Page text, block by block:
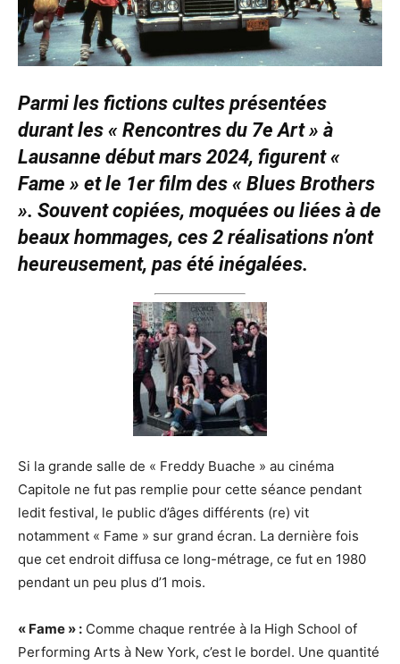
Parmi les fictions cultes présentées
durant les « Rencontres du 7e Art » à
Lausanne début mars 2024, figurent «
Fame » et le 1er film des « Blues Brothers
». Souvent copiées, moquées ou liées à de
beaux hommages, ces 2 réalisations n’ont
heureusement, pas été inégalées.
Si la grande salle de « Freddy Buache » au cinéma
Capitole ne fut pas remplie pour cette séance pendant
ledit festival, le public d’âges différents (re) vit
notamment « Fame » sur grand écran. La dernière fois
que cet endroit diffusa ce long-métrage, ce fut en 1980
pendant un peu plus d’1 mois.
« Fame » : Comme chaque rentrée à la High School of
Performing Arts à New York, c’est le bordel. Une quantité